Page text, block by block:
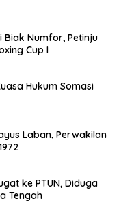
Numfor, Petinju
Cup I
Hukum Somasi
Laban, Perwakilan
ke PTUN, Diduga
Tengah